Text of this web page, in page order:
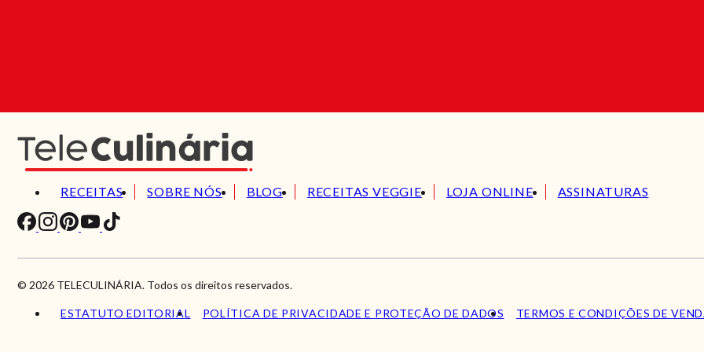
RECEITAS SOBRE NÓS BLOG RECEITAS VEGGIE LOJA ONLINE ASSINATURAS
© 2026 TELECULINÁRIA. Todos os direitos reservados.
ESTATUTO EDITORIAL POLÍTICA DE PRIVACIDADE E PROTEÇÃO DE DADOS TERMOS E CONDIÇÕES DE